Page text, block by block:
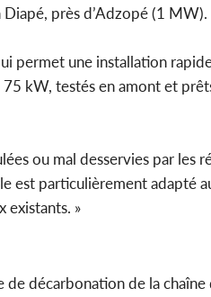
près d’Adzopé (1 MW).
permet une installation
kW, testés en amont et
ou mal desservies par les
est particulièrement adapté
existants. »
décarbonation de la chaîne